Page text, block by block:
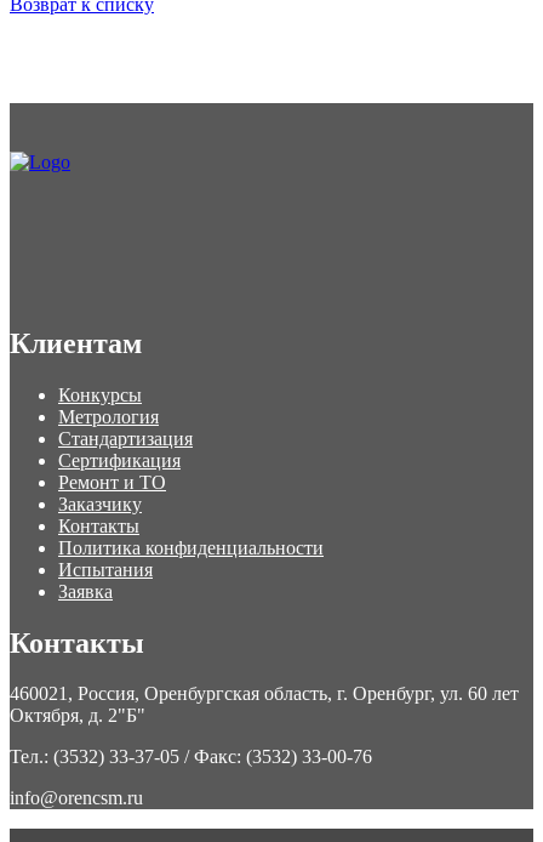
Клиентам
Конкурсы
Метрология
Стандартизация
Сертификация
Ремонт и ТО
Заказчику
Контакты
Политика конфиденциальности
Испытания
Заявка
Контакты
460021, Россия, Оренбургская область, г. Оренбург, ул. 60 лет
Октября, д. 2"Б"
Тел.: (3532) 33-37-05 / Факс: (3532) 33-00-76
info@orencsm.ru